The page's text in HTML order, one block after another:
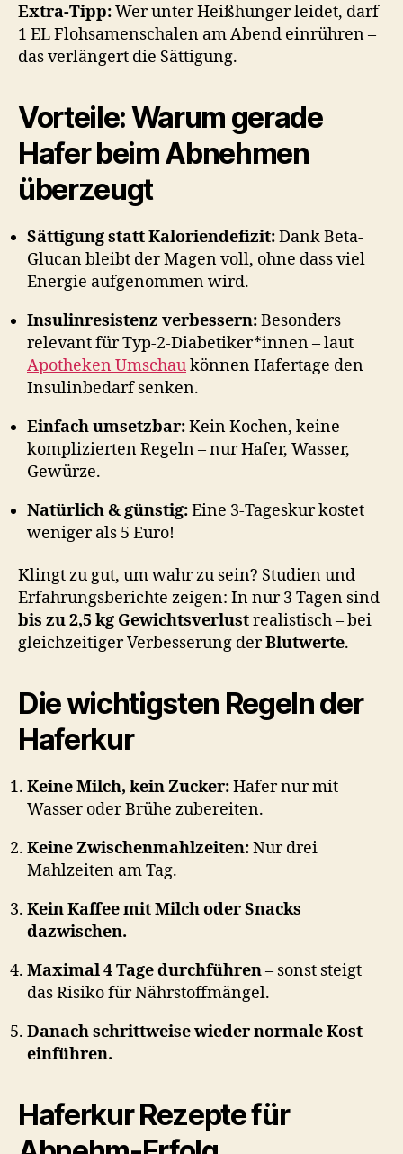
Extra-Tipp:Wer unter Heißhunger leidet, darf
1 EL Flohsamenschalen am Abend einrühren –
das verlängert die Sättigung.
Vorteile: Warum gerade
Hafer beim Abnehmen
überzeugt
Sättigung statt Kaloriendefizit:Dank Beta-
Glucan bleibt der Magen voll, ohne dass viel
Energie aufgenommen wird.
Insulinresistenz verbessern:Besonders
relevant für Typ-2-Diabetiker*innen – laut
Apotheken Umschaukönnen Hafertage den
Insulinbedarf senken.
Einfach umsetzbar:Kein Kochen, keine
komplizierten Regeln – nur Hafer, Wasser,
Gewürze.
Natürlich & günstig:Eine 3-Tageskur kostet
weniger als 5 Euro!
Klingt zu gut, um wahr zu sein? Studien und
Erfahrungsberichte zeigen: In nur 3 Tagen sind
bis zu 2,5 kg Gewichtsverlustrealistisch – bei
gleichzeitiger Verbesserung derBlutwerte.
Die wichtigsten Regeln der
Haferkur
Keine Milch, kein Zucker:Hafer nur mit
Wasser oder Brühe zubereiten.
Keine Zwischenmahlzeiten:Nur drei
Mahlzeiten am Tag.
Kein Kaffee mit Milch oder Snacks
dazwischen.
Maximal 4 Tage durchführen– sonst steigt
das Risiko für Nährstoffmängel.
Danach schrittweise wieder normale Kost
einführen.
Haferkur Rezepte für